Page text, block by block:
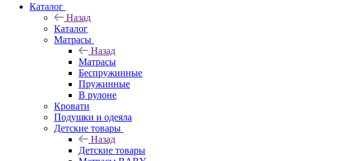
Каталог
Назад
Каталог
Матрасы
Назад
Матрасы
Беспружинные
Пружинные
В рулоне
Кровати
Подушки и одеяла
Детские товары
Назад
Детские товары